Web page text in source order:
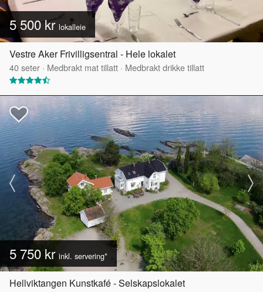
5 500 kr lokalleie
Vestre Aker Frivilligsentral - Hele lokalet
40seter · Medbrakt mat tillatt · Medbrakt drikke tillatt
5 750 krinkl. servering*
Hellviktangen Kunstkafé - Selskapslokalet